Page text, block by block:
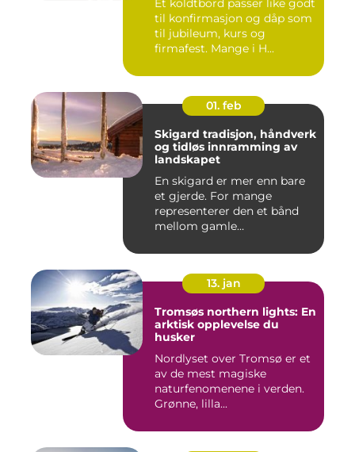
Et koldtbord passer like godt
til konfirmasjon og dåp som
til jubileum, kurs og
firmafest. Mange i H...
01. feb
Skigard tradisjon, håndverk
og tidløs innramming av
landskapet
En skigard er mer enn bare
et gjerde. For mange
representerer den et bånd
mellom gamle
13. jan
Tromsøs northern lights: En
arktisk opplevelse du
husker
Nordlyset over Tromsø er et
av de mest magiske
naturfenomenene i verden.
Grønne, lilla...